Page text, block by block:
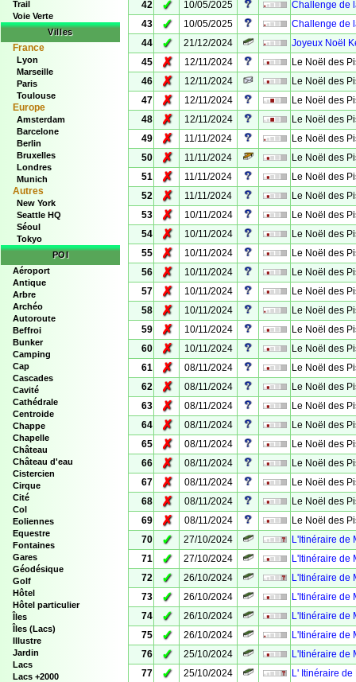
Trail
Voie Verte
Villes
France
Lyon
Marseille
Paris
Toulouse
Europe
Amsterdam
Barcelone
Berlin
Bruxelles
Londres
Munich
Autres
New York
Seattle HQ
Séoul
Tokyo
POI
Aéroport
Antique
Arbre
Archéo
Autoroute
Beffroi
Bunker
Camping
Cap
Cascades
Cavité
Cathédrale
Centroide
Chappe
Chapelle
Château
Château d'eau
Cistercien
Cirque
Cité
Col
Eoliennes
Equestre
Fontaines
Gares
Géodésique
Golf
Hôtel
Hôtel particulier
Îles
Îles (Lacs)
Illustre
Jardin
Lacs
Lacs +2000
42
✓ 10/05/2025
Challenge de
43
✓ 10/05/2025
Challenge de
44
✓ 21/12/2024
Joyeux Noël
45
✗ 12/11/2024
Le Noël des
46
✗ 12/11/2024
Le Noël des
47
✗ 12/11/2024
Le Noël des
48
✗ 12/11/2024
Le Noël des
49
✗ 11/11/2024
Le Noël des
50
✗ 11/11/2024
Le Noël des
51
✗ 11/11/2024
Le Noël des
52
✗ 11/11/2024
Le Noël des
53
✗ 10/11/2024
Le Noël des
54
✗ 10/11/2024
Le Noël des
55
✗ 10/11/2024
Le Noël des
56
✗ 10/11/2024
Le Noël des
57
✗ 10/11/2024
Le Noël des
58
✗ 10/11/2024
Le Noël des
59
✗ 10/11/2024
Le Noël des
60
✗ 10/11/2024
Le Noël des
61
✗ 08/11/2024
Le Noël des
62
✗ 08/11/2024
Le Noël des
63
✗ 08/11/2024
Le Noël des
64
✗ 08/11/2024
Le Noël des
65
✗ 08/11/2024
Le Noël des
66
✗ 08/11/2024
Le Noël des
67
✗ 08/11/2024
Le Noël des
68
✗ 08/11/2024
Le Noël des
69
✗ 08/11/2024
Le Noël des
70
✓ 27/10/2024
L'Itinéraire de
71
✓ 27/10/2024
L'Itinéraire de
72
✓ 26/10/2024
L'Itinéraire de
73
✓ 26/10/2024
L'Itinéraire de
74
✓ 26/10/2024
L'Itinéraire de
75
✓ 26/10/2024
L'Itinéraire de
76
✓ 25/10/2024
L'Itinéraire de
77
✓ 25/10/2024
L' Itinéraire